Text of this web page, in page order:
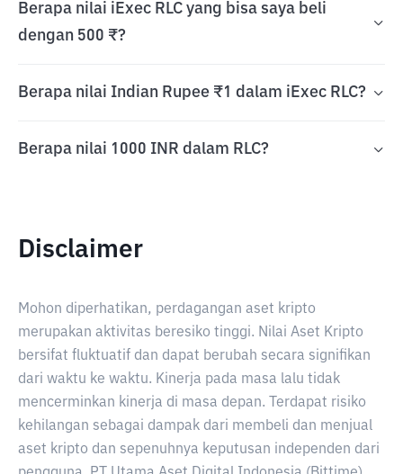
Berapa nilai iExec RLC yang bisa saya beli
dengan 500 ₹?
Berapa nilai Indian Rupee ₹1 dalam iExec RLC?
Berapa nilai 1000 INR dalam RLC?
Disclaimer
Mohon diperhatikan, perdagangan aset kripto
merupakan aktivitas beresiko tinggi. Nilai Aset Kripto
bersifat fluktuatif dan dapat berubah secara signifikan
dari waktu ke waktu. Kinerja pada masa lalu tidak
mencerminkan kinerja di masa depan. Terdapat risiko
kehilangan sebagai dampak dari membeli dan menjual
aset kripto dan sepenuhnya keputusan independen dari